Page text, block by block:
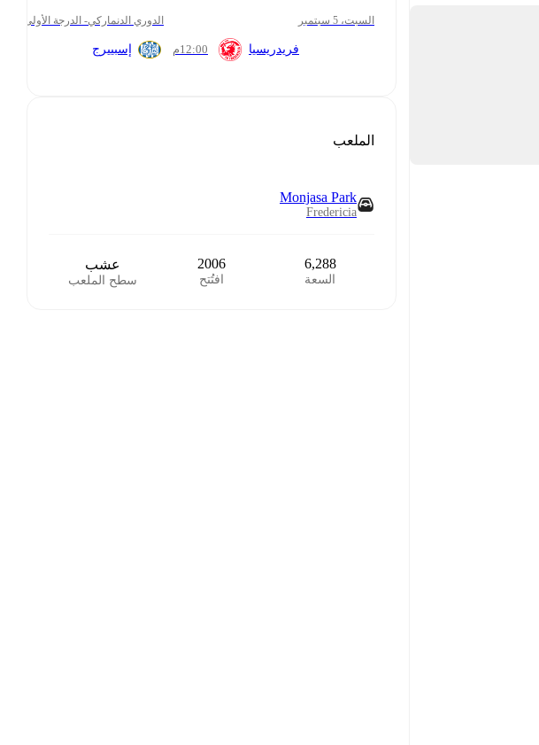
السبت، 5 سبتمبر الدوري الدنماركي- الدرجة الأولى
فريدريسيا 12:00م إسبييرج
الملعب
Monjasa Park
Fredericia
6,288
السعة
2006
افتُتح
عشب
سطح الملعب